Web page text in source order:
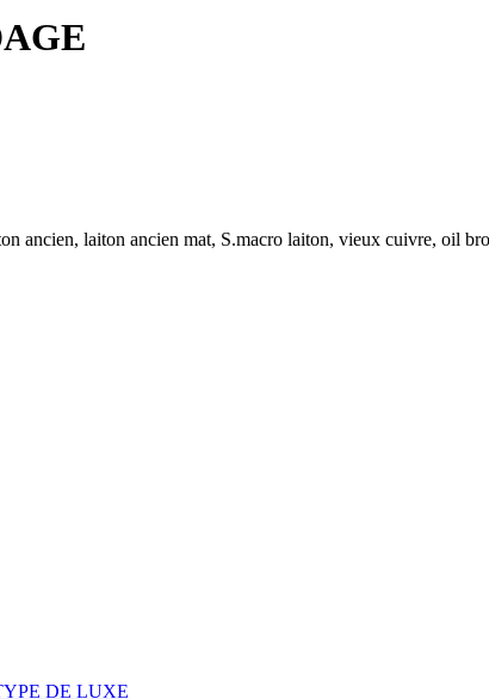
ancien, laiton ancien mat, S.macro laiton, vieux cuivre, oil